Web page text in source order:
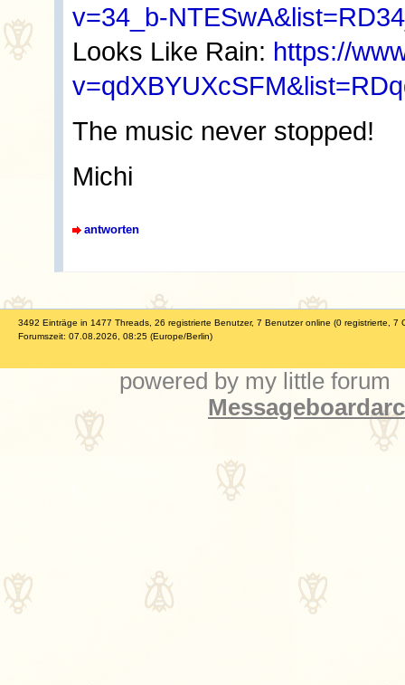
v=34_b-
Looks Like Rain: https://
The music never stopped!
Michi
antworten
3492 Einträge in 1477 Threads, 26 registrierte Benutzer, 7 Benutzer online (0 registrierte, 7
Forumszeit: 07.08.2026, 08:25 (Europe/Berlin)
powered by my little forum